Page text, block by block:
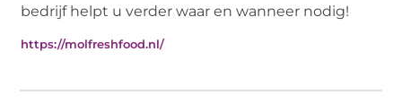
bedrijf helpt u verder waar en wanneer nodig!
https://molfreshfood.nl/